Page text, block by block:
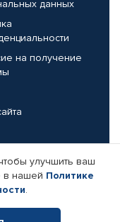
данных
на получение
компании
улучшить ваш
в нашей Политике
.